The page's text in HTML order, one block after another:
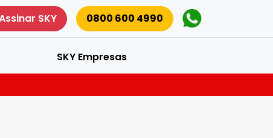
SKY 0800 600 4990
SKY Empresas